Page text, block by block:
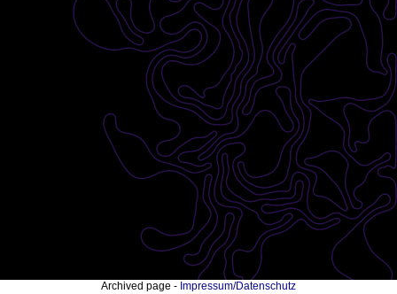
Archived page - Impressum/Datenschutz